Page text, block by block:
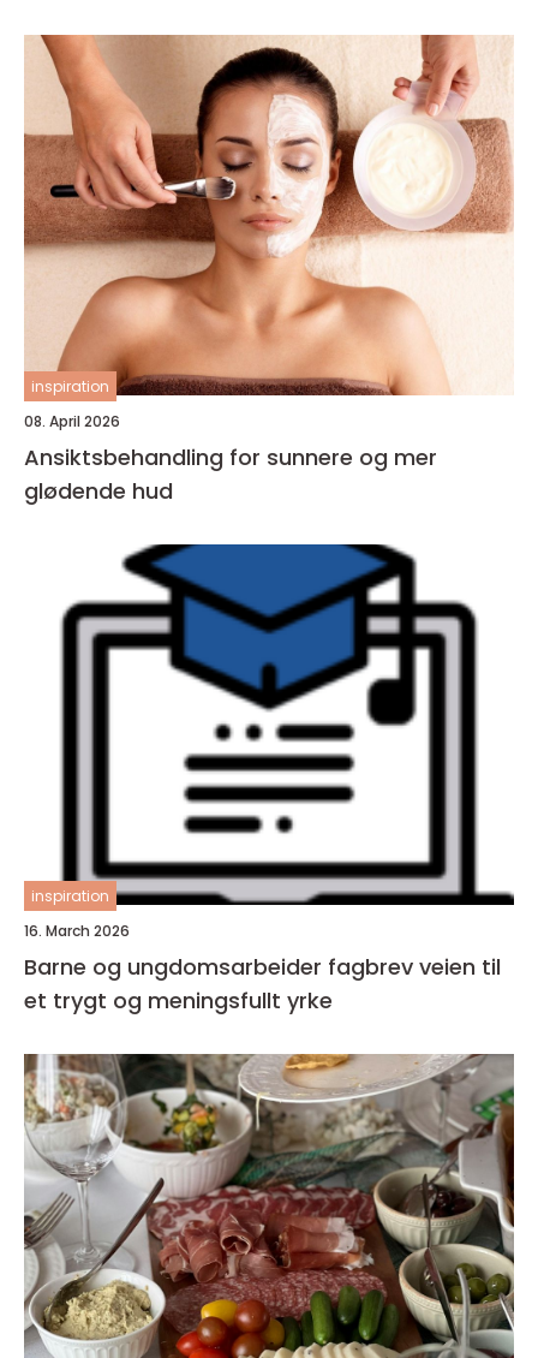
inspiration
08. April 2026
Ansiktsbehandling for sunnere og mer
glødende hud
inspiration
16. March 2026
Barne og ungdomsarbeider fagbrev veien til
et trygt og meningsfullt yrke